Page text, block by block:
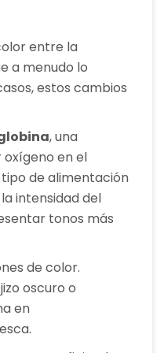
entre la
a menudo lo
estos cambios
, una
oxígeno en el
de alimentación
intensidad del
tonos más
de color.
oscuro o
en